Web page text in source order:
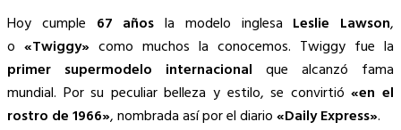
Copy
Link
Hoy cumple 67 años la modelo inglesa Leslie Lawson,
o «Twiggy» como muchos la conocemos. Twiggy fue la
primer supermodelo internacional que alcanzó fama
mundial. Por su peculiar belleza y estilo, se convirtió«en el
rostro de 1966», nombrada así por el diario«Daily Express».